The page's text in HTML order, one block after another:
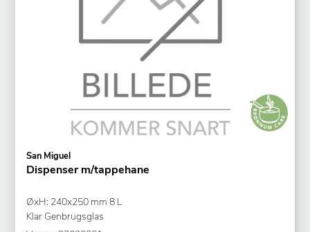
San Miguel
Dispenser m/tappehane
ØxH: 240x250 mm 8 L
Klar Genbrugsglas